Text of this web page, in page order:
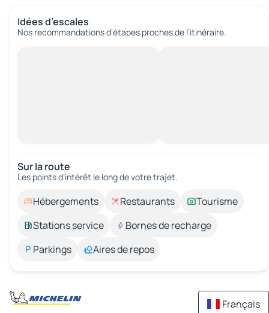
Idées d’escales
Nos recommandations d'étapes proches de l’itinéraire.
Sur la route
Les points d’intérêt le long de votre trajet.
Hébergements Restaurants
Tourisme
Stations service
Bornes de recharge
Parkings
Aires de repos
Français